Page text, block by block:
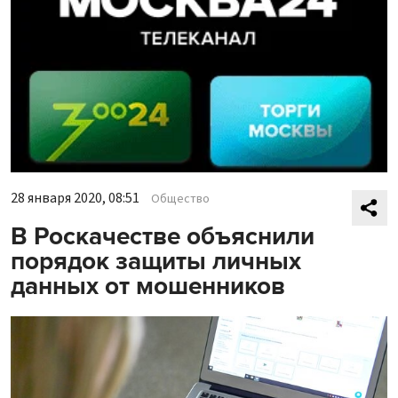
28 января 2020, 08:51 Общество
В Роскачестве объяснили
порядок защиты личных
данных от мошенников